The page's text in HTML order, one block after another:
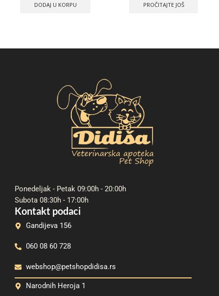
DODAJ U KORPU PROČITAJTE JOŠ
Ponedeljak - Petak 09:00h - 20:00h
Subota 08:30h - 17:00h
Kontakt podaci
Gandijeva 156
060 08 60 728
webshop@petshopdidisa.rs
Narodnih Heroja 1